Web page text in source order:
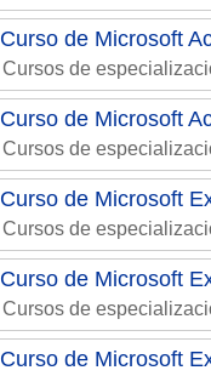
Curso de Microsoft
Cursos de
Curso de Microsoft
Cursos de
Curso de Microsoft
Cursos de
Curso de Microsoft
Cursos de
Curso de Microsoft